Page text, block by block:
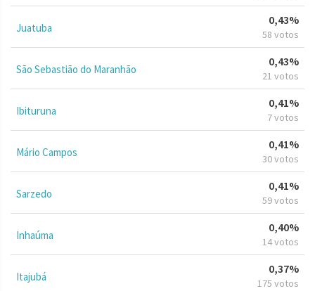
Juatuba
0,43%
58 votos
São Sebastião do Maranhão
0,43%
21 votos
Ibituruna
0,41%
7 votos
Mário Campos
0,41%
30 votos
Sarzedo
0,41%
59 votos
Inhaúma
0,40%
14 votos
Itajubá
0,37%
175 votos